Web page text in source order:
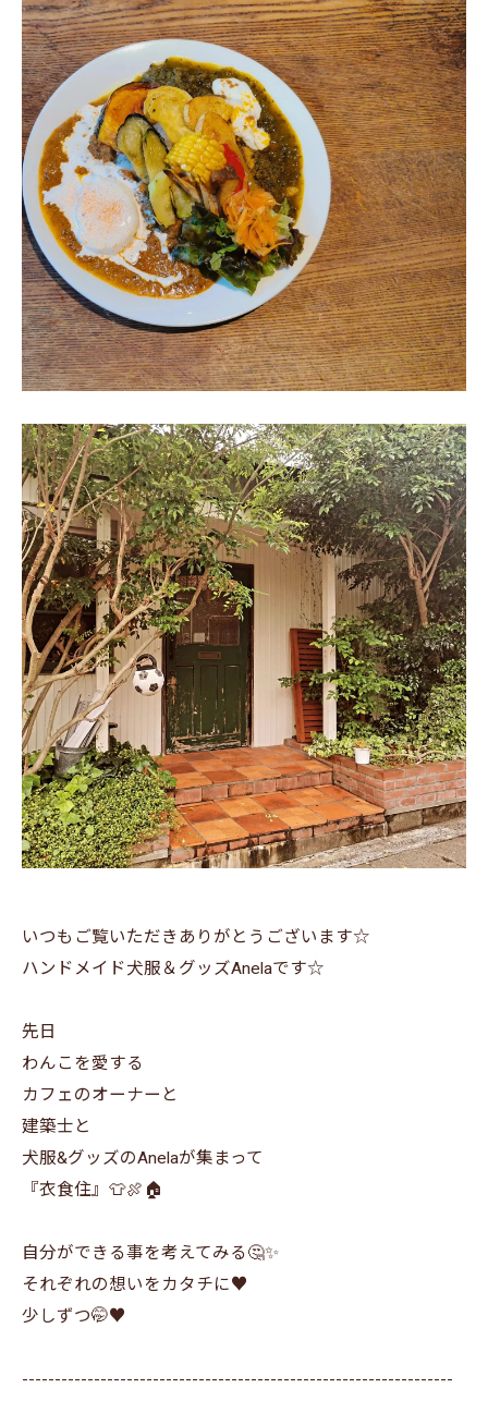
いつもご覧いただきありがとうございます☆
ハンドメイド犬服＆グッズAnelaです☆
先日
わんこを愛する
カフェのオーナーと
建築士と
犬服&グッズのAnelaが集まって
『衣食住』👕🍖🏠
自分ができる事を考えてみる🤔✨
それぞれの想いをカタチに♥️
少しずつ🤭♥️
------------------------------------------------------------------